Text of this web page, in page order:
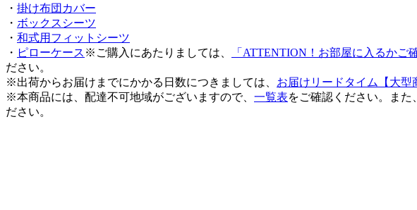
・ 掛け布団カバー
・ ボックスシーツ
・ 和式用フィットシーツ
・ ピローケース ※ご購入にあたりましては、 「ATTENTION！お部屋に入るかご
ださい。
※出荷からお届けまでにかかる日数につきましては、 お届けリードタイム【大型
※本商品には、配達不可地域がございますので、 一覧表をご確認ください。ま
ださい。